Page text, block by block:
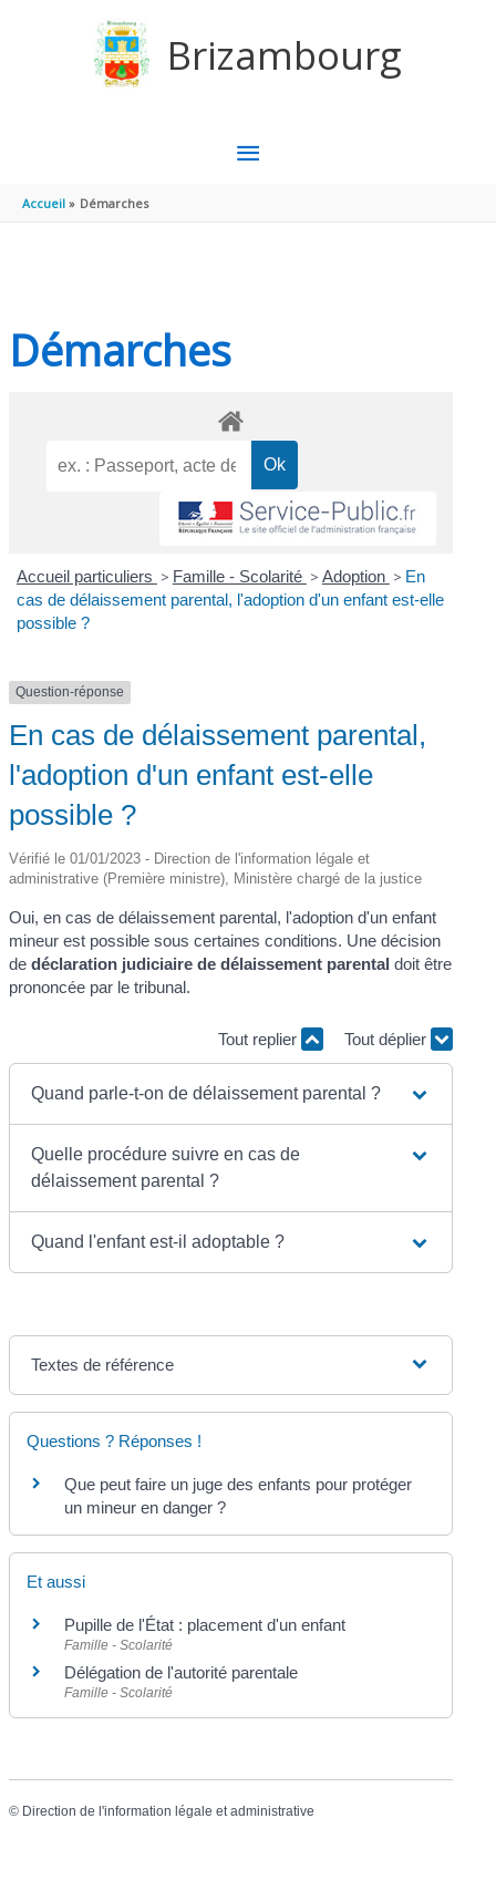
Brizambourg
MENU
Accueil Démarches
Démarches
Accueil particuliers > Famille - Scolarité > Adoption > En
cas de délaissement parental, l'adoption d'un enfant est-elle
possible ?
Question-réponse
En cas de délaissement parental,
l'adoption d'un enfant est-elle
possible ?
Vérifié le 01/01/2023 - Direction de l'information légale et
administrative (Première ministre), Ministère chargé de la justice
Oui, en cas de délaissement parental, l'adoption d'un enfant
mineur est possible sous certaines conditions. Une décision
dedéclaration judiciaire de délaissement parental doit être
prononcée par le tribunal.
Tout replier Tout déplier
Quand parle-t-on de délaissement parental ?
Quelle procédure suivre en cas de
délaissement parental ?
Quand l'enfant est-il adoptable ?
Textes de référence
Questions ? Réponses !
Que peut faire un juge des enfants pour protéger
un mineur en danger ?
Et aussi
Pupille de l'État : placement d'un enfant
Famille - Scolarité
Délégation de l'autorité parentale
Famille - Scolarité
© Direction de l'information légale et administrative